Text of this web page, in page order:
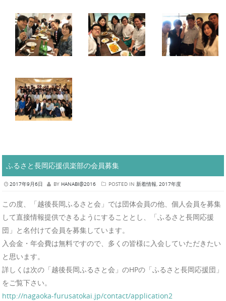
ふるさと長岡応援倶楽部の会員募集
2017年9月6日 BY HANABI@2016 POSTED IN 新着情報, 2017年度
この度、「越後長岡ふるさと会」では団体会員の他、個人会員を募集
して直接情報提供できるようにすることとし、「ふるさと長岡応援
団」と名付けて会員を募集しています。
入会金・年会費は無料ですので、多くの皆様に入会していただきたい
と思います。
詳しくは次の「越後長岡ふるさと会」のHPの「ふるさと長岡応援団」
をご覧下さい。
http://nagaoka-furusatokai.jp/contact/application2